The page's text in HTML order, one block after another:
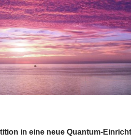
in eine neue Quantum-